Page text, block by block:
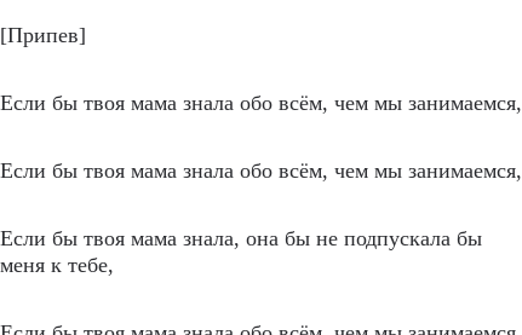
[Припев]
Если бы твоя мама знала обо всём, чем мы занимаемся,
Если бы твоя мама знала обо всём, чем мы занимаемся,
Если бы твоя мама знала, она бы не подпускала бы
меня к тебе,